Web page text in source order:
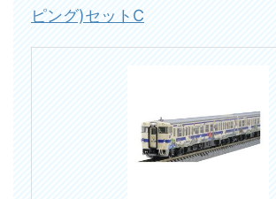
ピング)セットC